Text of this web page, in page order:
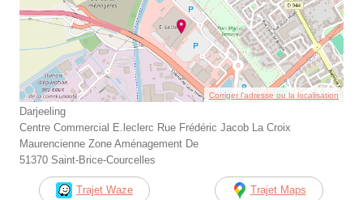
Corriger l’adresse ou la localisation
Darjeeling
Centre Commercial E.leclerc Rue Frédéric Jacob La Croix
Maurencienne Zone Aménagement De
51370 Saint-Brice-Courcelles
Trajet Waze Trajet Maps